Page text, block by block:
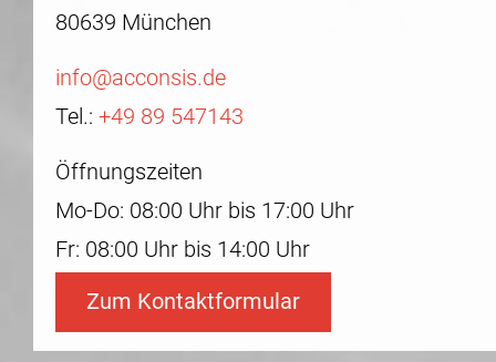
80639 München
info@acconsis.de
Tel.: +49 89 547143
Öffnungszeiten
Mo-Do: 08:00 Uhr bis 17:00 Uhr
Fr: 08:00 Uhr bis 14:00 Uhr
Zum Kontaktformular